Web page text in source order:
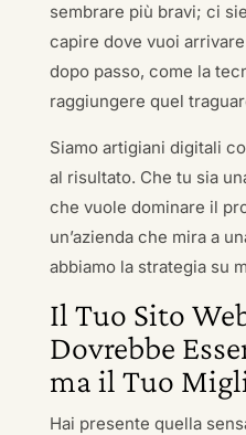
sembrare più bravi; ci
capire dove vuoi
dopo passo, come la
raggiungere quel
Siamo artigiani digitali
al risultato. Che tu sia
che vuole dominare il
un’azienda che mira a
abbiamo la strategia su
Il Tuo Sito
Dovrebbe
ma il Tuo
Hai presente quella